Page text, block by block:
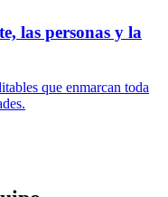
las personas y la
que enmarcan toda